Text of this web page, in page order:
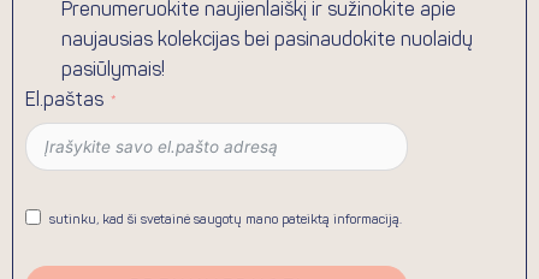
Prenumeruokite naujienlaiškį ir sužinokite apie
naujausias kolekcijas bei pasinaudokite nuolaidų
pasiūlymais!
El.paštas
sutinku, kad ši svetainė saugotų mano pateiktą informaciją.